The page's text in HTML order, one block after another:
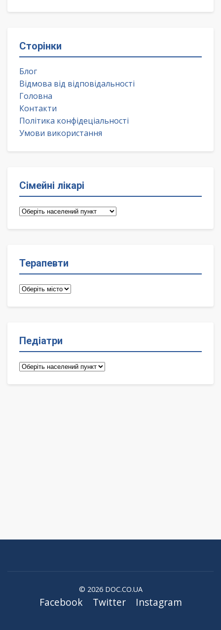
Сторінки
Блог
Відмова від відповідальності
Головна
Контакти
Політика конфідеціальності
Умови використання
Сімейні лікарі
Сімейні
Терапевти
Терапевти
Педіатри
Педіатри
© 2026 DOC.CO.UA
Facebook Twitter Instagram